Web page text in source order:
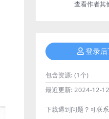
查看作者其
登录后
包含资源: (1个)
最近更新: 2024-12-12
下载遇到问题？可联